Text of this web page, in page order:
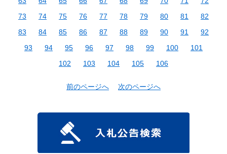
73
74 75 76 77 78 79 80 81
82
83
84 85 86 87 88 89 90 91
92
93
94 95 96 97 98 99 100
101
102
103 104 105 106
前のページへ 次のページへ